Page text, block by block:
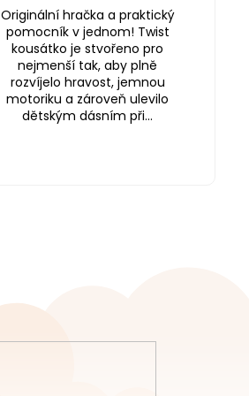
Originální hračka a praktický
pomocník v jednom! Twist
kousátko je stvořeno pro
nejmenší tak, aby plně
rozvíjelo hravost, jemnou
motoriku a zároveň ulevilo
dětským dásním při...